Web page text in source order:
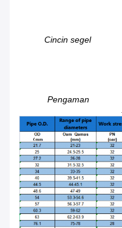
Cincin segel
Pengaman